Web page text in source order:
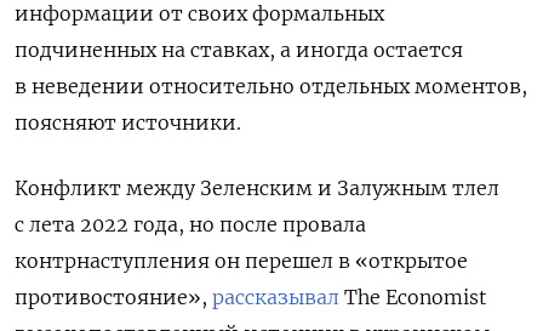
информации от своих формальных
подчиненных на ставках, а иногда остается
в неведении относительно отдельных моментов,
поясняют источники.
Конфликт между Зеленским и Залужным тлел
с лета 2022 года, но после провала
контрнаступления он перешел в «открытое
противостояние», рассказывал The Economist